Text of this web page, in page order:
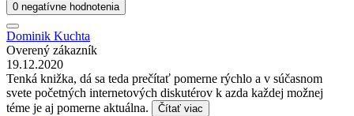
0 negatívne hodnotenia
Dominik Kuchta
Overený zákazník
19.12.2020
Tenká knižka, dá sa teda prečítať pomerne rýchlo a v súčasnom
svete početných internetových diskutérov k azda každej možnej
téme je aj pomerne aktuálna.
Čítať viac